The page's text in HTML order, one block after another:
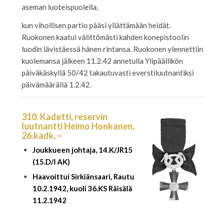
aseman luoteispuolella,
kun vihollisen partio pääsi yllättämään heidät.
Ruokonen kaatui välittömästi kahden konepistoolin
luodin lävistäessä hänen rintansa. Ruokonen ylennettiin
kuolemansa jälkeen 11.2.42 annetulla Ylipäällikön
päiväkäskyllä 50/42 takautuvasti everstiluutnantiksi
päivämäärällä 1.2.42.
310. Kadetti, reservin
luutnantti Heimo Honkanen,
26.kadk, –
Joukkueen johtaja, 14.K/JR15
(15.D/I AK)
Haavoittui Sirkiänsaari, Rautu
10.2.1942, kuoli 36.KS Räisälä
11.2.1942